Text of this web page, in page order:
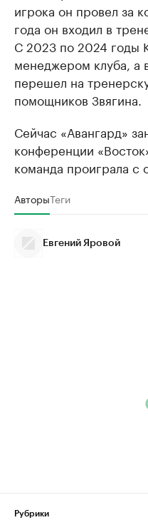
игрока он провел за
года он входил в
С 2023 по 2024 годы
менеджером клуба, а
перешел на
помощников Звягина.
Сейчас «Авангард»
конференции
команда проиграла с
АвторыТеги
Евгений Яровой
Рубрики